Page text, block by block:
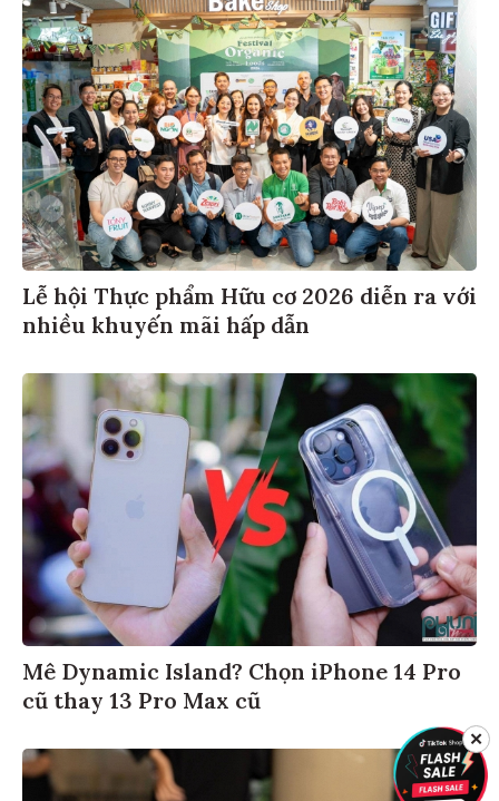
Lễ hội Thực phẩm Hữu cơ 2026 diễn ra với
nhiều khuyến mãi hấp dẫn
Mê Dynamic Island? Chọn iPhone 14 Pro
cũ thay 13 Pro Max cũ
✕